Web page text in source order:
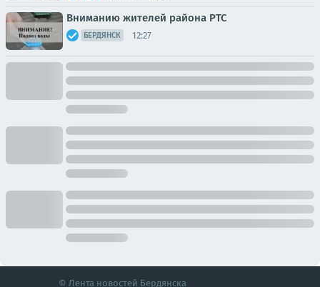
Вниманию жителей района РТС
БЕРДЯНСК 12:27
© Лента новостей Бердянска